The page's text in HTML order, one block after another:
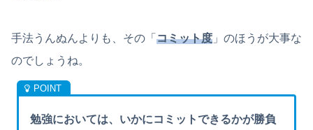
手法うんぬんよりも、その「 コミット度 」のほうが大事な
のでしょうね。
勉強においては、いかにコミットできるかが勝負